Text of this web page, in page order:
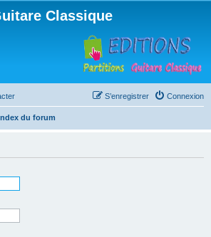
Classique
Connexion
S’enregistrer
du forum